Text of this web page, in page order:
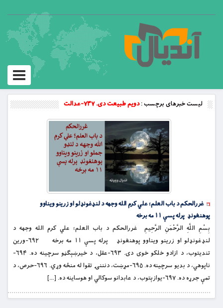
Toggle
لیست خبرهای برچسب :دویم طبیعت دی. ۷۳۷-عدالت
غررالحکم د باب العلم؛ علي کرم الله وجهه د لنډغونډلو او زرینو ویناوو
پوهنغونډ پرله پسې ۱۱ مه برخه
بِسْمِ اللَّهِ الرَّحْمَنِ الرَّحِيمِ غررالحکم د باب العلم؛ علي کرم الله وجهه د
لنډغونډلو او زرینو ویناوو پوهنغونډ پرله پسې ۱۱ مه برخه ۶۹۲-ورین
تندیتوب، د ازادو خلکو خوی دی. ۶۹۳-عقل، د خیرښېګڼو سرچینه ده. ۶۹۴-
ناپوهي، د بدیو سرچینه ده. ۶۹۵-مړښت، دنننۍ تقوا له منځه وړي. ۶۹۶-حرص، د
تمې جرړه ده. ۶۹۷-یوازېتوب، د عابدانو سوکالي او هوساینه ده. […]